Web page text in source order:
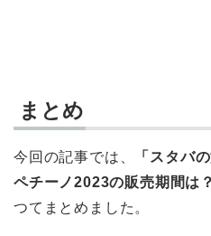
まとめ
今回の記事では、
「スタバ
ペチーノ2023の販売期間は
つてまとめました。